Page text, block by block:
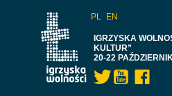
PL EN
IGRZYSKA
KULTUR”
20-22